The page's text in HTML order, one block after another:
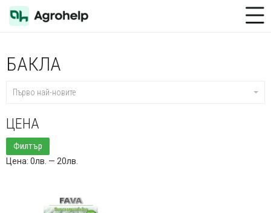
Toggle Menu
БАКЛА
Първо най-новите
ЦЕНА
Минимална
цена
Максимална
цена
Филтър
Цена: 0лв. — 20лв.